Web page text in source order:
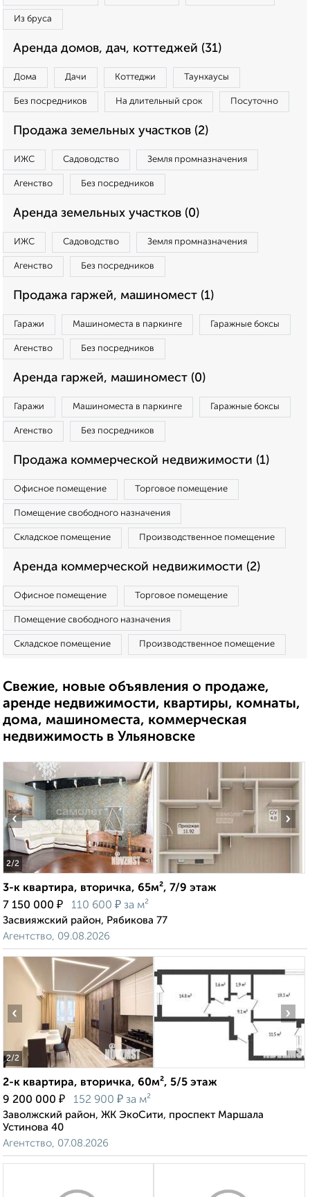
Из бруса
Аренда домов, дач, коттеджей (31)
Дома Дачи Коттеджи Таунхаусы
Без посредников На длительный срок Посуточно
Продажа земельных участков (2)
ИЖС Садоводство Земля промназначения
Агенство Без посредников
Аренда земельных участков (0)
ИЖС Садоводство Земля промназначения
Агенство Без посредников
Продажа гаржей, машиномест (1)
Гаражи Машиноместа в паркинге Гаражные боксы
Агенство Без посредников
Аренда гаржей, машиномест (0)
Гаражи Машиноместа в паркинге Гаражные боксы
Агенство Без посредников
Продажа коммерческой недвижимости (1)
Офисное помещение Торговое помещение
Помещение свободного назначения
Складское помещение Производственное помещение
Аренда коммерческой недвижимости (2)
Офисное помещение Торговое помещение
Помещение свободного назначения
Складское помещение Производственное помещение
Свежие, новые объявления о продаже,
аренде недвижимости, квартиры, комнаты,
дома, машиноместа, коммерческая
недвижимость в Ульяновске
2/2
‹ ›
3-к квартира, вторичка, 65м², 7/9 этаж
7 150 000 ₽ 110 600 ₽ за м²
Засвияжский район, Рябикова 77
Агентство, 09.08.2026
2/2
‹ ›
2-к квартира, вторичка, 60м², 5/5 этаж
9 200 000 ₽ 152 900 ₽ за м²
Заволжский район, ЖК ЭкоСити, проспект Маршала
Устинова 40
Агентство, 07.08.2026